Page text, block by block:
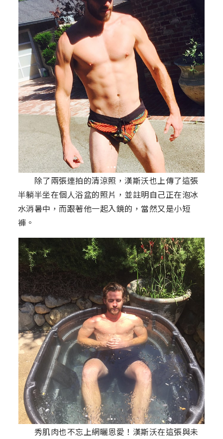
除了兩張連拍的清涼照，漢斯沃也上傳了這張
半躺半坐在個人浴盆的照片，並註明自己正在泡冰
水消暑中，而跟著他一起入鏡的，當然又是小短
褲。
秀肌肉也不忘上網曬恩愛！漢斯沃在這張與未